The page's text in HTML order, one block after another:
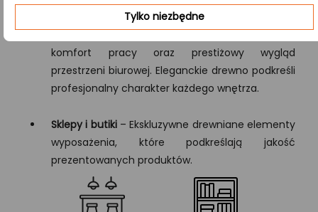
komfort pracy oraz prestiżowy wygląd
przestrzeni biurowej. Eleganckie drewno podkreśli
profesjonalny charakter każdego wnętrza.
Sklepy i butiki– Ekskluzywne drewniane elementy
wyposażenia, które podkreślają jakość
prezentowanych produktów.
Tylko niezbędne